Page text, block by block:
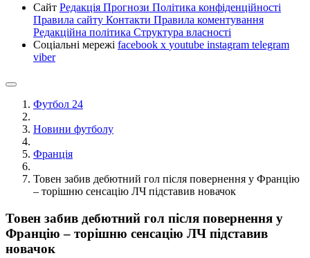
Сайт Редакція Прогнози Політика конфіденційності
Правила сайту Контакти Правила коментування
Редакційна політика Структура власності
Соціальні мережі facebook x youtube instagram telegram
viber
Футбол 24
Новини футболу
Франція
Товен забив дебютний гол після повернення у Францію
– торішню сенсацію ЛЧ підставив новачок
Товен забив дебютний гол після повернення у
Францію – торішню сенсацію ЛЧ підставив
новачок